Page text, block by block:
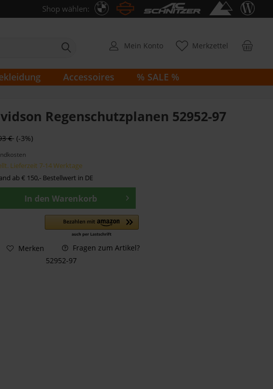
Shop wählen:
Merkzettel
Mein Konto
Accessoires % SALE %
Regenschutzplanen 52952-97
€(-3%)
Lieferzeit 7-14 Werktage
ab € 150,- Bestellwert in DE
In den Warenkorb
Merken
Fragen zum Artikel?
52952-97